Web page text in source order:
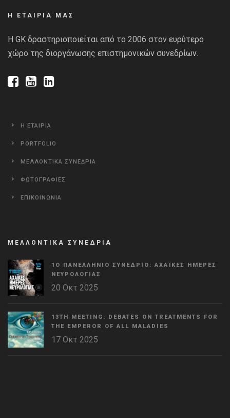
Η ΕΤΑΙΡΙΑ ΜΑΣ
Η GK δραστηριοποιείται από το 2006 στον ευρύτερο
χώρο της διοργάνωσης επιστημονικών συνεδρίων.
Η ΕΤΑΙΡΙΑ
PORTFOLIO
ΜΕΛΛΟΝΤΙΚΑ ΣΥΝΕΔΡΙΑ
ΦΩΤΟΓΡΑΦΙΕΣ
ΕΠΙΚΟΙΝΩΝΙΑ
ΜΕΛΛΟΝΤΙΚΑ ΣΥΝΕΔΡΙΑ
1Ο ΠΑΝΕΛΛΉΝΙΟ ΣΥΝΈΔΡΙΟ: ΑΧΑΪΚΈΣ ΗΜΈΡΕΣ
ΝΕΥΡΟΛΟΓΊΑΣ
20 Οκτ 2025
13TH MEETING: DEBATES ON TREATMENTS FOR
THE EMPEROR OF ALL MALADIES
17 Οκτ 2025